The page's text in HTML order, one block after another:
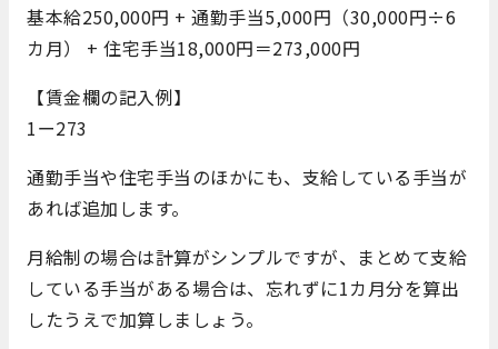
基本給250,000円 + 通勤手当5,000円（30,000円÷6
カ月） + 住宅手当18,000円＝273,000円
【賃金欄の記入例】
1ー273
通勤手当や住宅手当のほかにも、支給している手当が
あれば追加します。
月給制の場合は計算がシンプルですが、まとめて支給
している手当がある場合は、忘れずに1カ月分を算出
したうえで加算しましょう。